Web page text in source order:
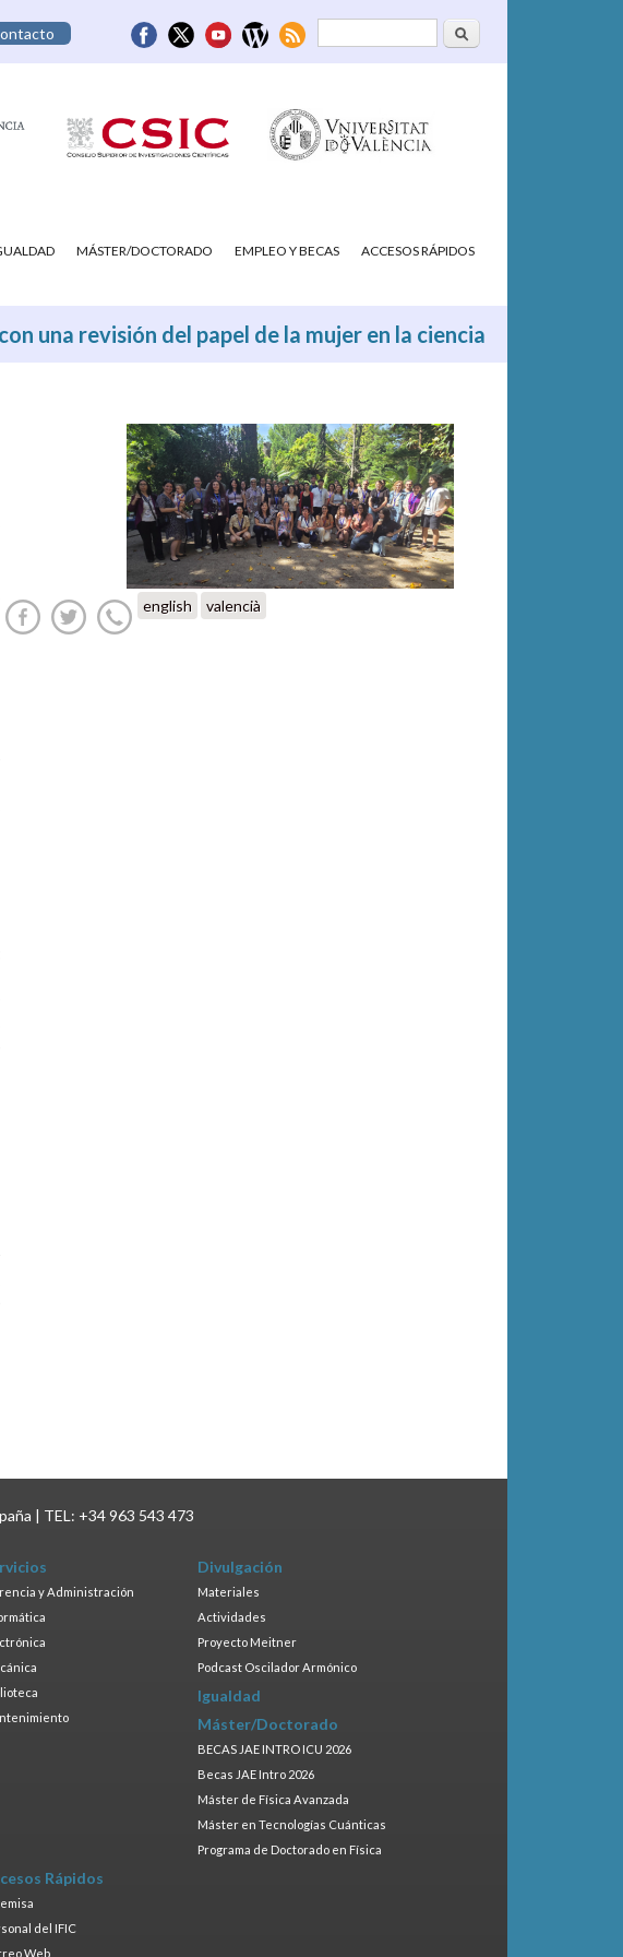
Formulario deBuscar
MÁSTER/DOCTORADO EMPLEO Y BECAS ACCESOS RÁPIDOS
una revisión del papel de la mujer en la ciencia
english valencià
| TEL: +34 963 543 473
y Administración
Divulgación
Materiales
Actividades
Proyecto Meitner
Podcast Oscilador Armónico
Igualdad
Máster/Doctorado
BECAS JAE INTRO ICU 2026
Becas JAE Intro 2026
Máster de Física Avanzada
Máster en Tecnologías Cuánticas
Programa de Doctorado en Física
Rápidos
del IFIC
Web